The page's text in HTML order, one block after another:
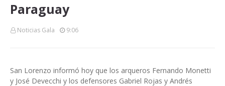
Paraguay
Noticias Gala 9:06
San Lorenzo informó hoy que los arqueros Fernando Monetti
y José Devecchi y los defensores Gabriel Rojas y Andrés